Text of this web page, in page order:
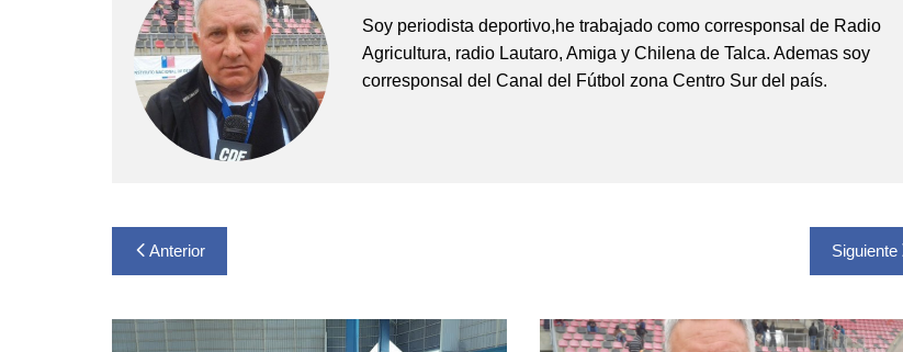
Soy periodista deportivo,he trabajado como corresponsal de Radio
Agricultura, radio Lautaro, Amiga y Chilena de Talca. Ademas soy
corresponsal del Canal del Fútbol zona Centro Sur del país.
Navegación
de
entradas
Anterior Siguiente